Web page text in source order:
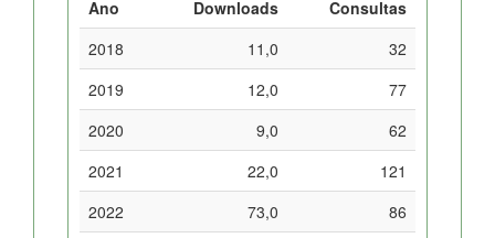
Ano Downloads
Consultas
2018
11,0
32
2019
12,0
77
2020
9,0
62
2021
22,0
121
2022
73,0
86